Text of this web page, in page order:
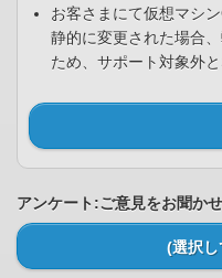
お客さまにて仮想マシ
静的に変更された場合
ため、サポート対象外
アンケート:ご意見をお聞か
(選択